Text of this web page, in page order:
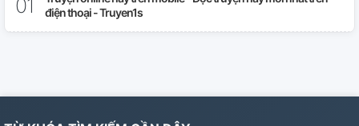
điện thoại - Truyen1s